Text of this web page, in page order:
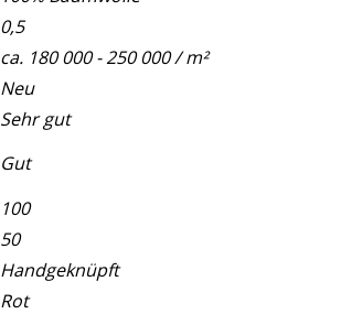
0,5
ca. 180 000 - 250 000 / m²
Neu
Sehr gut
Gut
100
50
Handgeknüpft
Rot